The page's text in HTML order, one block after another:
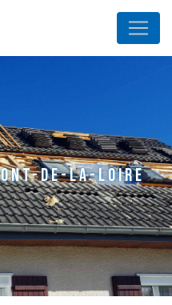
de-la-Loire